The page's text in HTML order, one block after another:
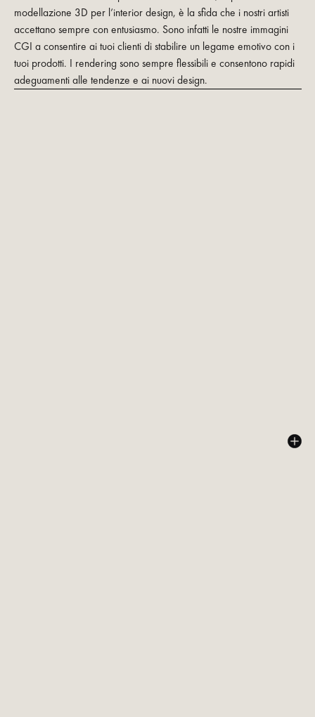
modellazione 3D per l’interior design, è la sfida che i nostri artisti
accettano sempre con entusiasmo. Sono infatti le nostre immagini
CGI a consentire ai tuoi clienti di stabilire un legame emotivo con i
tuoi prodotti. I rendering sono sempre flessibili e consentono rapidi
adeguamenti alle tendenze e ai nuovi design.